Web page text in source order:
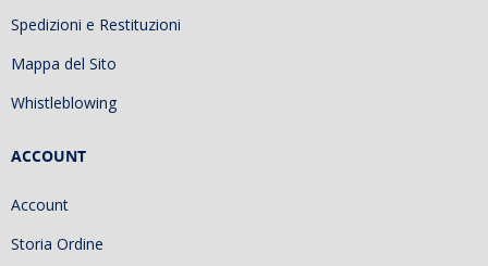
Spedizioni e Restituzioni
Mappa del Sito
Whistleblowing
ACCOUNT
Account
Storia Ordine